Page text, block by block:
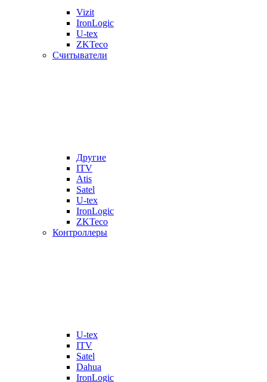
Vizit
IronLogic
U-tex
ZKTeco
Считыватели
Другие
ITV
Atis
Satel
U-tex
IronLogic
ZKTeco
Контроллеры
U-tex
ITV
Satel
Dahua
IronLogic